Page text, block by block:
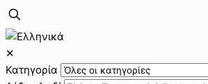
✕
Κατηγορία